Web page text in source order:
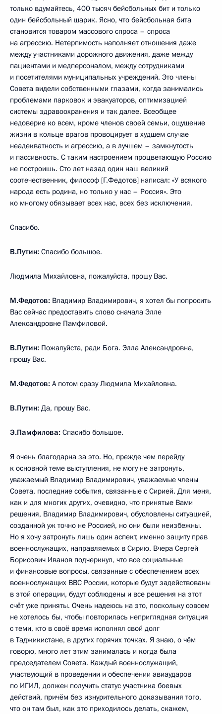
только вдумайтесь, 400 тысяч бейсбольных бит и только
один бейсбольный шарик. Ясно, что бейсбольная бита
становится товаром массового спроса – спроса
на агрессию. Нетерпимость наполняет отношения даже
между участниками дорожного движения, даже между
пациентами и медперсоналом, между сотрудниками
и посетителями муниципальных учреждений. Это члены
Совета видели собственными глазами, когда занимались
проблемами парковок и эвакуаторов, оптимизацией
системы здравоохранения и так далее. Всеобщее
недоверие ко всем, кроме членов своей семьи, ощущение
жизни в кольце врагов провоцирует в худшем случае
неадекватность и агрессию, а в лучшем – замкнутость
и пассивность. С таким настроением процветающую Россию
не построишь. Сто лет назад один наш великий
соотечественник, философ [Г.Федотов] написал: «У всякого
народа есть родина, но только у нас – Россия». Это
ко многому обязывает всех нас, всех без исключения.
Спасибо.
В.Путин: Спасибо большое.
Людмила Михайловна, пожалуйста, прошу Вас.
М.Федотов: Владимир Владимирович, я хотел бы попросить
Вас сейчас предоставить слово сначала Элле
Александровне Памфиловой.
В.Путин: Пожалуйста, ради Бога. Элла Александровна,
прошу Вас.
М.Федотов: А потом сразу Людмила Михайловна.
В.Путин: Да, прошу Вас.
Э.Памфилова: Спасибо большое.
Я очень благодарна за это. Но, прежде чем перейду
к основной теме выступления, не могу не затронуть,
уважаемый Владимир Владимирович, уважаемые члены
Совета, последние события, связанные с Сирией. Для меня,
как и для многих других, очевидно, что принятые Вами
решения, Владимир Владимирович, обусловлены ситуацией,
созданной уж точно не Россией, но они были неизбежны.
Но я хочу затронуть лишь один аспект, именно защиту прав
военнослужащих, направляемых в Сирию. Вчера Сергей
Борисович Иванов подчеркнул, что все социальные
и финансовые вопросы, связанные с обеспечением всех
военнослужащих ВВС России, которые будут задействованы
в этой операции, будут соблюдены и все решения на этот
счёт уже приняты. Очень надеюсь на это, поскольку совсем
не хотелось бы, чтобы повторилась неприглядная ситуация
с теми, кто в своё время исполнял свой долг
в Таджикистане, в других горячих точках. Я знаю, о чём
говорю, много лет этим занималась и когда была
председателем Совета. Каждый военнослужащий,
участвующий в проведении и обеспечении авиаударов
по ИГИЛ, должен получить статус участника боевых
действий, причём без изнурительного доказывания того,
что он там был, как это приходилось делать, скажем,